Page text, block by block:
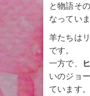
と物語そ
なっていま
羊たちは
です。
一方で、
いのジョ
ています。